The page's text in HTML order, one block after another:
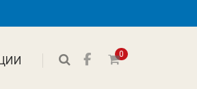
0